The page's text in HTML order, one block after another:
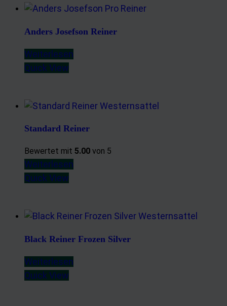
Anders Josefson Reiner
Weiterlesen
Quick View
Standard Reiner
Bewertet mit 5.00 von 5
Weiterlesen
Quick View
Black Reiner Frozen Silver
Weiterlesen
Quick View
Entwicklung und Verbesserung der Angebote
Verwendung genauer Standortdaten
Endgeräteeigenschaften zur Identifikation aktiv abfragen